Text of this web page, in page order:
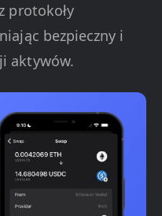
protokoły
bezpieczny i
aktywów.